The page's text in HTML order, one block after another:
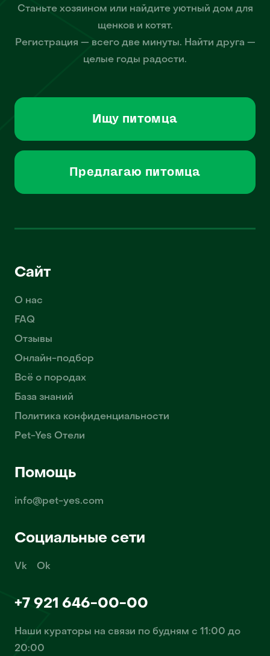
Станьте хозяином или найдите уютный дом для
щенков и котят.
Регистрация — всего две минуты. Найти друга —
целые годы радости.
Ищу питомца
Предлагаю питомца
Сайт
О нас
FAQ
Отзывы
Онлайн-подбор
Всё о породах
База знаний
Политика конфиденциальности
Pet-Yes Отели
Помощь
info@pet-yes.com
Социальные сети
Vk Ok
+7 921 646-00-00
Наши кураторы на связи по будням с 11:00 до
20:00